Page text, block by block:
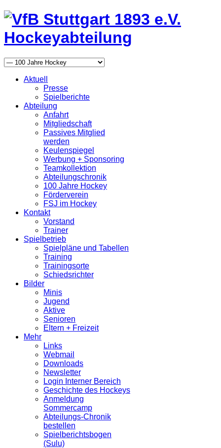
Aktuell
Presse
Spielberichte
Abteilung
Anfahrt
Mitgliedschaft
Passives Mitglied
werden
Keulenspiegel
Werbung + Sponsoring
Teamkollektion
Abteilungschronik
100 Jahre Hockey
Förderverein
FSJ im Hockey
Kontakt
Vorstand
Trainer
Spielbetrieb
Spielpläne und Tabellen
Training
Trainingsorte
Schiedsrichter
Bilder
Minis
Jugend
Aktive
Senioren
Eltern + Freizeit
Mehr
Links
Webmail
Downloads
Newsletter
Login Interner Bereich
Geschichte des Hockeys
Anmeldung
Sommercamp
Abteilungs-Chronik
bestellen
Spielberichtsbogen
(Sulu)